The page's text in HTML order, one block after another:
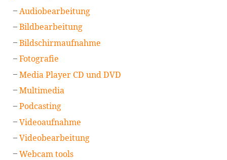
Audiobearbeitung
Bildbearbeitung
Bildschirmaufnahme
Fotografie
Media Player CD und DVD
Multimedia
Podcasting
Videoaufnahme
Videobearbeitung
Webcam tools